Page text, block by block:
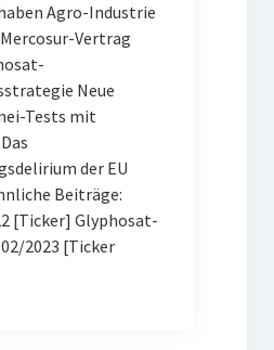
Agro-Industrie
Vertrag
Neue
Tests mit
der EU
Beiträge:
[Ticker] Glyphosat-
2023 [Ticker